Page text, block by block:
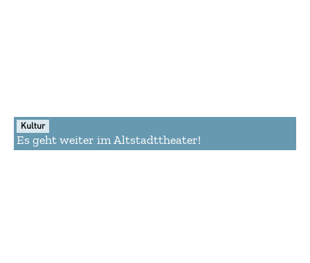
Kultur
Es geht weiter im Altstadttheater!